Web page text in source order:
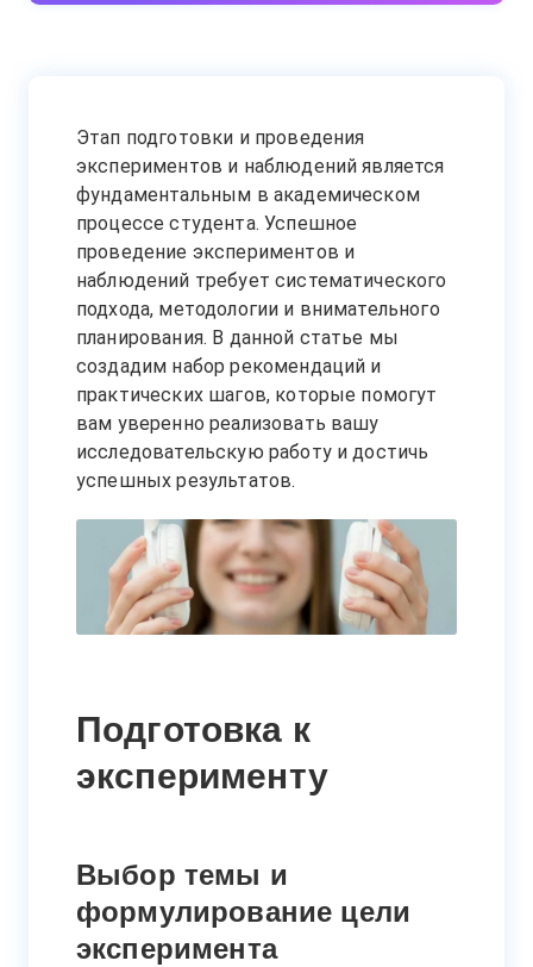
Этап подготовки и проведения
экспериментов и наблюдений является
фундаментальным в академическом
процессе студента. Успешное
проведение экспериментов и
наблюдений требует систематического
подхода, методологии и внимательного
планирования. В данной статье мы
создадим набор рекомендаций и
практических шагов, которые помогут
вам уверенно реализовать вашу
исследовательскую работу и достичь
успешных результатов.
Подготовка к
эксперименту
Выбор темы и
формулирование цели
эксперимента